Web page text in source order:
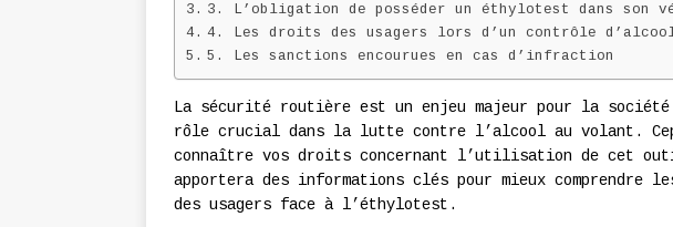
3. L’obligation de posséder un éthylotest dans son
4. Les droits des usagers lors d’un contrôle
5. Les sanctions encourues en cas d’infraction
La sécurité routière est un enjeu majeur pour la
rôle crucial dans la lutte contre l’alcool au volant.
connaître vos droits concernant l’utilisation de cet
apportera des informations clés pour mieux
des usagers face à l’éthylotest.